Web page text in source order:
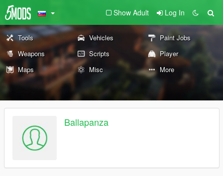
Show Adult Log In
Tools Vehicles
Paint Jobs
Weapons
Scripts
Player
Maps
Misc More
Ballapanza